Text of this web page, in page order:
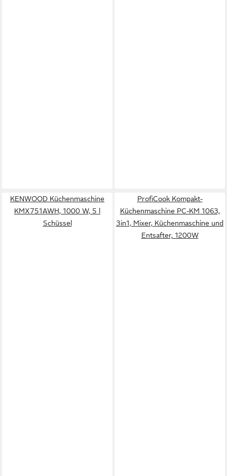
KENWOOD Küchenmaschine
KMX751AWH, 1000 W, 5 l
Schüssel
ProfiCook Kompakt-
Küchenmaschine PC-KM 1063,
3in1, Mixer, Küchenmaschine und
Entsafter, 1200W